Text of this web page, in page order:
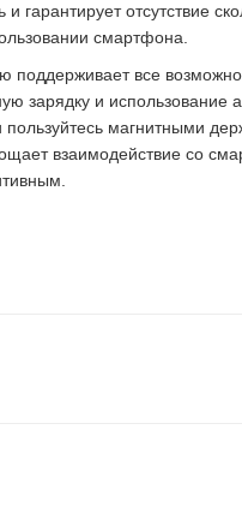
гарантирует отсутствие
смартфона.
поддерживает все
зарядку и использование
пользуйтесь магнитными
взаимодействие со